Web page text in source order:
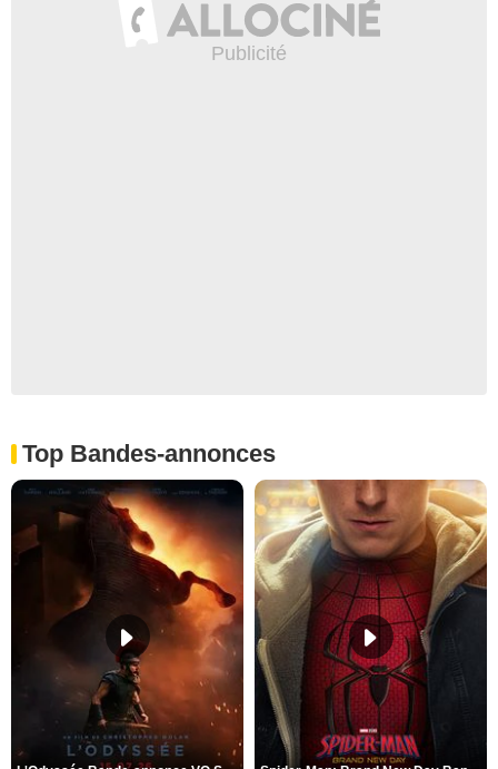
Top Bandes-annonces